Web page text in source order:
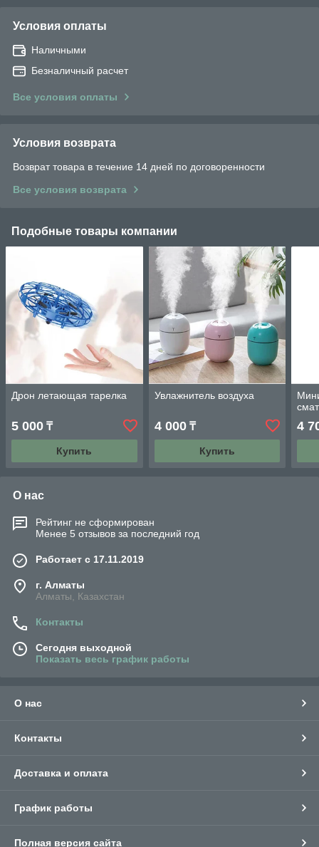
Условия оплаты
Наличными
Безналичный расчет
Все условия оплаты
Условия возврата
Возврат товара в течение 14 дней по договоренности
Все условия возврата
Подобные товары компании
Дрон летающая тарелка
5 000 ₸
Купить
Увлажнитель воздуха
4 000₸
Купить
4
О нас
Рейтинг не сформирован
Менее 5 отзывов за последний год
Работает с 17.11.2019
г. Алматы
Алматы, Казахстан
Контакты
Сегодня выходной
Показать весь график работы
О нас
Контакты
Доставка и оплата
График работы
Полная версия сайта